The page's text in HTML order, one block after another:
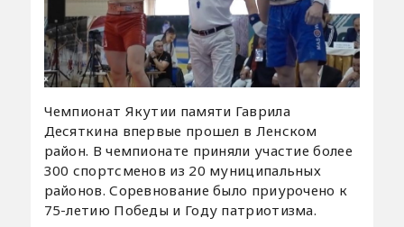
Чемпионат Якутии памяти Гаврила
Десяткина впервые прошел в Ленском
район. В чемпионате приняли участие более
300 спортсменов из 20 муниципальных
районов. Соревнование было приурочено к
75-летию Победы и Году патриотизма.